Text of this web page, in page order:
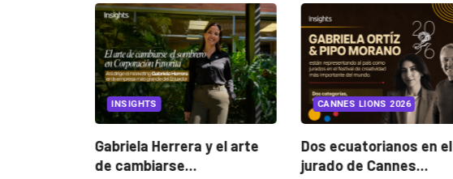
INSIGHTS
Gabriela Herrera y el arte
de cambiarse...
CANNES LIONS 2026
Dos ecuatorianos en el
jurado de Cannes...